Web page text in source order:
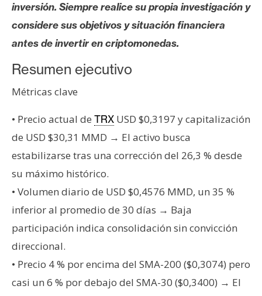
N
o
a
s
e
P
r
e
n
s
T
e
a
inversión. Siempre realice su propia investigación y
considere sus objetivos y situación financiera
antes de invertir en criptomonedas.
Resumen ejecutivo
Métricas clave
• Precio actual de TRX USD $0,3197 y capitalización
de USD $30,31 MMD → El activo busca
estabilizarse tras una corrección del 26,3 % desde
su máximo histórico.
• Volumen diario de USD $0,4576 MMD, un 35 %
inferior al promedio de 30 días → Baja
participación indica consolidación sin convicción
direccional.
• Precio 4 % por encima del SMA-200 ($0,3074) pero
casi un 6 % por debajo del SMA-30 ($0,3400) → El